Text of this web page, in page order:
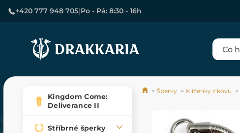
+420 777 948 705|Po - Pá: 8:30 - 16h
Kingdom Come:
Deliverance II
Stříbrné šperky
Šperky Klíčenky z kovu